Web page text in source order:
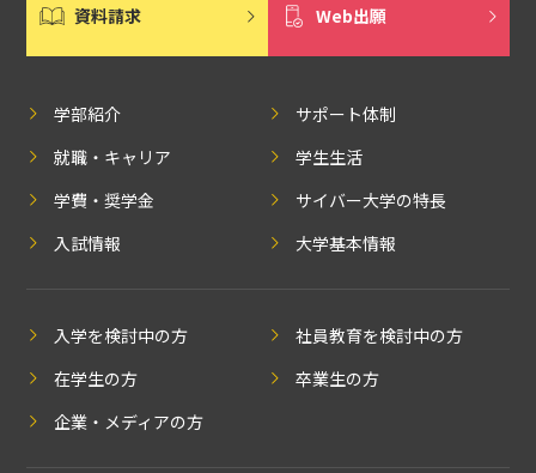
資料請求 Web出願
学部紹介
サポート体制
就職・キャリア
学生生活
学費・奨学金
サイバー大学の特長
入試情報
大学基本情報
入学を検討中の方
社員教育を検討中の方
在学生の方
卒業生の方
企業・メディアの方